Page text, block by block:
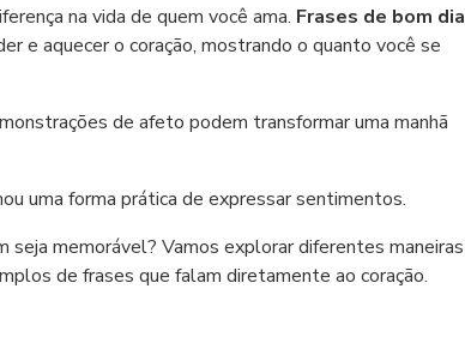
na vida de quem você ama. Frases de bom dia
e aquecer o coração, mostrando o quanto você se
de afeto podem transformar uma manhã
uma forma prática de expressar sentimentos.
seja memorável? Vamos explorar diferentes maneiras
de frases que falam diretamente ao coração.